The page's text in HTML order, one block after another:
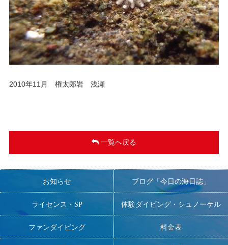
2010年11月 権太郎岩 浅瀬
一覧へ戻る
お知らせ ブログ「今日の海日誌」
ライセンス・SP 体験ダイビング・シュノーケル
ファンダイビング 料金表